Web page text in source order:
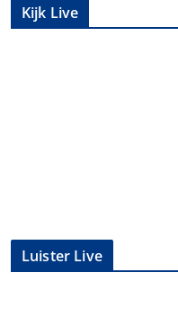
Kijk Live
Luister Live